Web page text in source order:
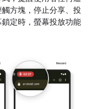
方塊，停止分享、投
定時，螢幕投放功能